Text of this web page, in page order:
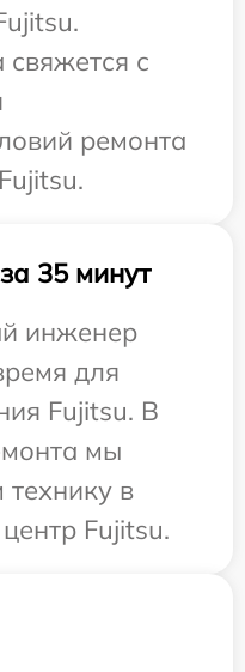
свяжется с
ремонта
35 минут
инженер
для
Fujitsu. В
мы
технику в
Fujitsu.